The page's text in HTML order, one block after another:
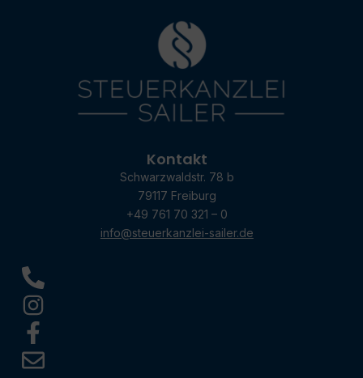
Kontakt
Schwarzwaldstr. 78 b
79117 Freiburg
+49 761 70 321 – 0
info@steuerkanzlei-sailer.de